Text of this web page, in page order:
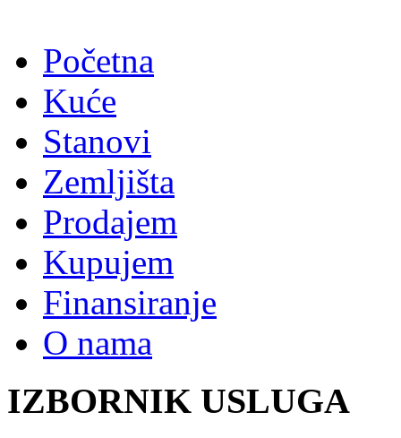
Početna
Kuće
Stanovi
Zemljišta
Prodajem
Kupujem
Finansiranje
O nama
IZBORNIK USLUGA